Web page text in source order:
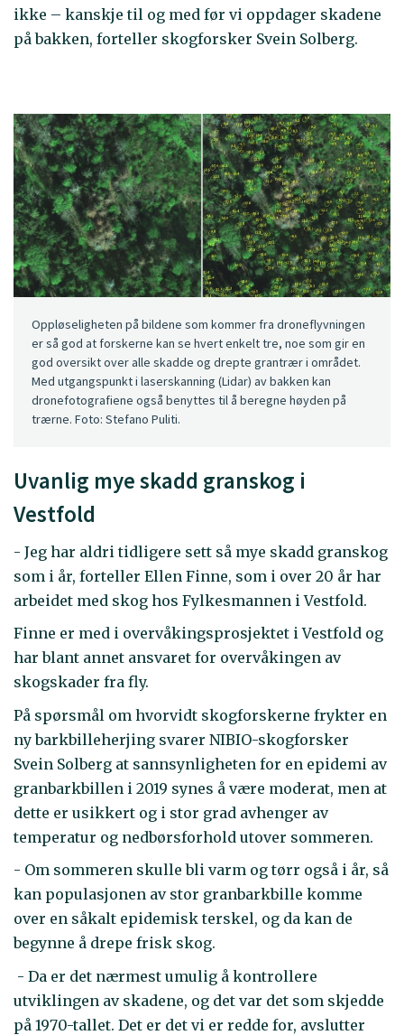
ikke – kanskje til og med før vi oppdager skadene
på bakken, forteller skogforsker Svein Solberg.
Oppløseligheten på bildene som kommer fra droneflyvningen
er så god at forskerne kan se hvert enkelt tre, noe som gir en
god oversikt over alle skadde og drepte grantrær i området.
Med utgangspunkt i laserskanning (Lidar) av bakken kan
dronefotografiene også benyttes til å beregne høyden på
trærne. Foto: Stefano Puliti.
Uvanlig mye skadd granskog i
Vestfold
- Jeg har aldri tidligere sett så mye skadd granskog
som i år, forteller Ellen Finne, som i over 20 år har
arbeidet med skog hos Fylkesmannen i Vestfold.
Finne er med i overvåkingsprosjektet i Vestfold og
har blant annet ansvaret for overvåkingen av
skogskader fra fly.
På spørsmål om hvorvidt skogforskerne frykter en
ny barkbilleherjing svarer NIBIO-skogforsker
Svein Solberg at sannsynligheten for en epidemi av
granbarkbillen i 2019 synes å være moderat, men at
dette er usikkert og i stor grad avhenger av
temperatur og nedbørsforhold utover sommeren.
- Om sommeren skulle bli varm og tørr også i år, så
kan populasjonen av stor granbarkbille komme
over en såkalt epidemisk terskel, og da kan de
begynne å drepe frisk skog.
- Da er det nærmest umulig å kontrollere
utviklingen av skadene, og det var det som skjedde
på 1970-tallet. Det er det vi er redde for, avslutter